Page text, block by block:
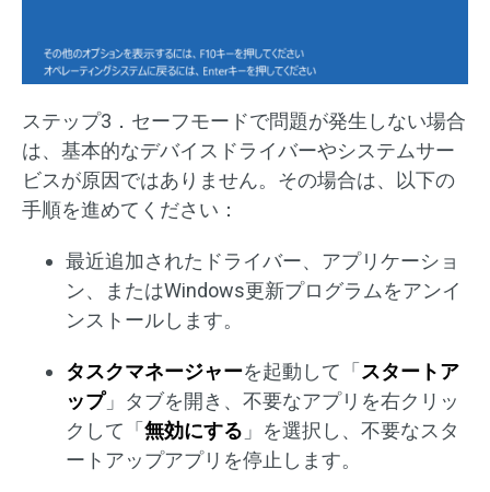
ステップ3．セーフモードで問題が発生しない場合
は、基本的なデバイスドライバーやシステムサー
ビスが原因ではありません。その場合は、以下の
手順を進めてください：
最近追加されたドライバー、アプリケーショ
ン、またはWindows更新プログラムをアンイ
ンストールします。
タスクマネージャーを起動して「スタートア
ップ」タブを開き、不要なアプリを右クリッ
クして「無効にする 」を選択し、不要なスタ
ートアップアプリを停止します。